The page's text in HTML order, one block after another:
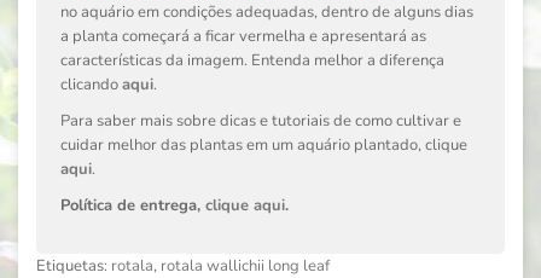
no aquário em condições adequadas, dentro de alguns dias
a planta começará a ficar vermelha e apresentará as
características da imagem. Entenda melhor a diferença
clicandoaqui.
Para saber mais sobre dicas e tutoriais de como cultivar e
cuidar melhor das plantas em um aquário plantado, clique
aqui.
Política de entrega, clique aqui.
Etiquetas: rotala, rotala wallichii long leaf